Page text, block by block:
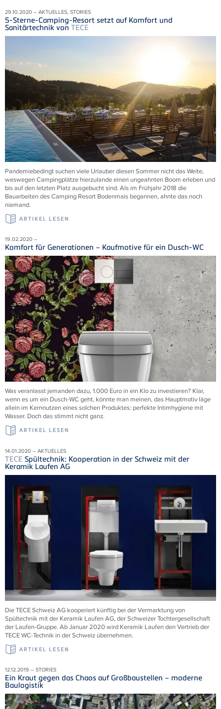
29.10.2020 – AKTUELLES, STORIES
5-Sterne-Camping-Resort setzt auf Komfort und
Sanitärtechnik von TECE
Pandemiebedingt suchen viele Urlauber diesen Sommer nicht das Weite,
weswegen Campingplätze hierzulande einen ungeahnten Boom erleben und
bis auf den letzten Platz ausgebucht sind. Als im Frühjahr 2018 die
Bauarbeiten des Camping Resort Bodenmais begannen, ahnte das noch
niemand.
ARTIKEL LESEN
19.02.2020 –
Komfort für Generationen – Kaufmotive für ein Dusch-WC
Was veranlasst jemanden dazu, 1.000 Euro in ein Klo zu investieren? Klar,
wenn es um ein Dusch-WC geht, könnte man meinen, das Hauptmotiv läge
allein im Kernnutzen eines solchen Produktes: perfekte Intimhygiene mit
Wasser. Doch das stimmt nicht ganz.
ARTIKEL LESEN
14.01.2020 – AKTUELLES
TECE Spültechnik: Kooperation in der Schweiz mit der
Keramik Laufen AG
Die TECE Schweiz AG kooperiert künftig bei der Vermarktung von
Spültechnik mit der Keramik Laufen AG, der Schweizer Tochtergesellschaft
der Laufen-Gruppe. Ab Januar 2020 wird Keramik Laufen den Vertrieb der
TECE WC-Technik in der Schweiz übernehmen.
ARTIKEL LESEN
12.12.2019 – STORIES
Ein Kraut gegen das Chaos auf Großbaustellen – moderne
Baulogistik